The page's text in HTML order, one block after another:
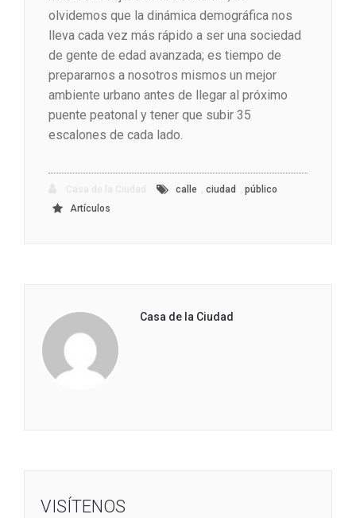
olvidemos que la dinámica demográfica nos
lleva cada vez más rápido a ser una sociedad
de gente de edad avanzada; es tiempo de
prepararnos a nosotros mismos un mejor
ambiente urbano antes de llegar al próximo
puente peatonal y tener que subir 35
escalones de cada lado.
calle ciudad
público
Artículos
Casa de la Ciudad
VISÍTENOS